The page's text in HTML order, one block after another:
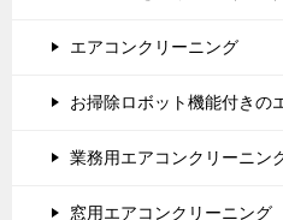
エアコンクリーニング
お掃除ロボット機能付きの
業務用エアコンクリーニン
窓用エアコンクリーニング